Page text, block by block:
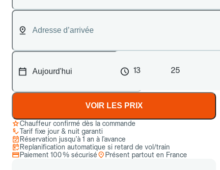
13 25
VOIR LES PRIX
Chauffeur confirmé dès la commande
Tarif fixe jour & nuit garanti
Réservation jusqu’à 1 an à l’avance
Replanification automatique si retard de vol/train
Paiement 100 % sécurisé
Présent partout en France